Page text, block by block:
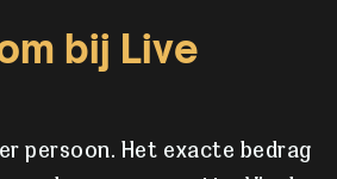
bij Live
persoon. Het exacte bedrag